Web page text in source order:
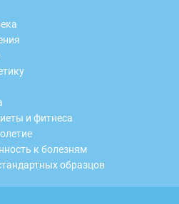
и фитнеса
к болезням
образцов